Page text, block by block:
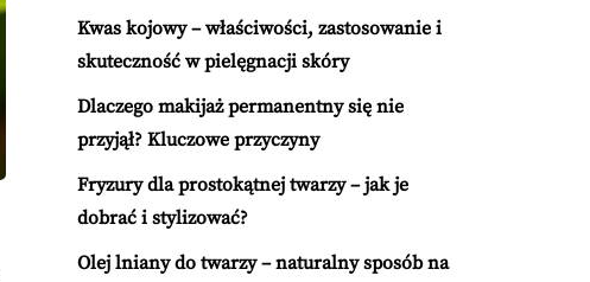
Kwas kojowy – właściwości, zastosowanie i
skuteczność w pielęgnacji skóry
Dlaczego makijaż permanentny się nie
przyjął? Kluczowe przyczyny
Fryzury dla prostokątnej twarzy – jak je
dobrać i stylizować?
Olej lniany do twarzy – naturalny sposób na